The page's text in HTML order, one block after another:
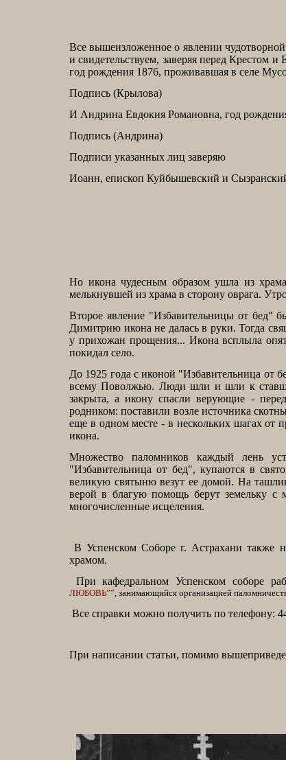
Все вышеизложенное о явлении
и свидетельствуем, заверяя перед
год рождения 1876, проживавшая в селе
Подпись (Крылова)
И Андрина Евдокия Романовна, год
Подпись (Андрина)
Подписи указанных лиц заверяю
Иоанн, епископ Куйбышевский и
Но икона чудесным образом ушла из
мелькнувшей из храма в сторону оврага.
Второе явление "Избавительницы от бед"
Димитрию икона не далась в руки. Тогда
у прихожан прощения... Икона всплыла
покидал село.
До 1925 года с иконой "Избавительница от
всему Поволжью. Люди шли и шли к
закрыта, а икону спасли верующие -
родником: поставили возле источника
еще в одном месте - в нескольких шагах от
икона.
Множество паломников каждый лень
"Избавительница от бед", купаются в
великую святыню везут ее домой. На
верой в благую помощь берут земельку
многочисленные исцеления.
В Успенском Соборе г. Астрахани также
храмом.
При кафедральном Успенском соборе
ЛЮБОВЬ””, занимающийся организацией
Все справки можно получить по телефону:
При написании статьи, помимо